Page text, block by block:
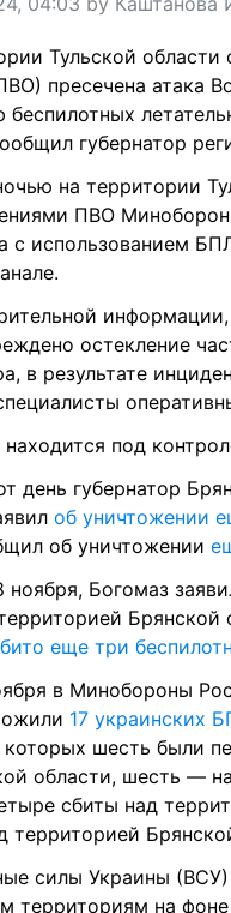
Тульской
пресечена атака
губернатор
на территории
ПВО
с использованием
остекление
в результате
находится под
день губернатор
об уничтожении
об уничтожении
ноября, Богомаз
еще три
в Минобороны
17 украинских
которых шесть были
области, шесть —
сбиты над
территорией
силы Украины
территориям на